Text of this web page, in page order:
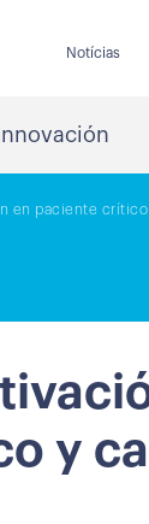
Notícias
en paciente crítico
y